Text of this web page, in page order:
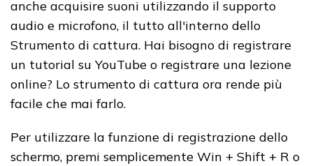
anche acquisire suoni utilizzando il supporto
audio e microfono, il tutto all'interno dello
Strumento di cattura. Hai bisogno di registrare
un tutorial su YouTube o registrare una lezione
online? Lo strumento di cattura ora rende più
facile che mai farlo.
Per utilizzare la funzione di registrazione dello
schermo, premi semplicemente Win + Shift + R o